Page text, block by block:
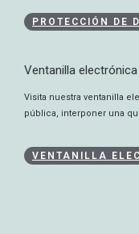
PROTECCIÓN DE
Ventanilla electrónica
Visita nuestra ventanilla
pública, interponer una
VENTANILLA